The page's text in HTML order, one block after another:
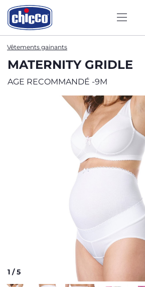
Vêtements gainants
MATERNITY GRIDLE
AGE RECOMMANDÉ -9M
1 /5